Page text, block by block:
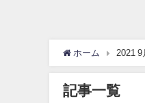
ホーム 2021 9
記事一覧